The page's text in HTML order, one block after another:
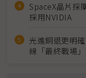
SpaceX晶片
採用NVIDIA
光進銅退更明
線「最終戰場」